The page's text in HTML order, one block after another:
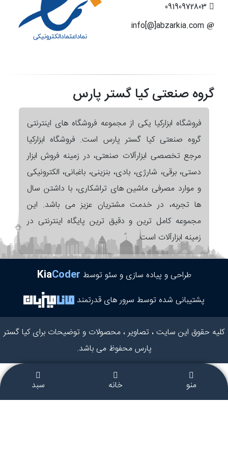
گروه صنعتی کیا گستر پارس
فروشگاه ابزارکیا یکی از مجموعه فروشگاه های اینترنتی
گروه صنعتی کیا گستر پارس است. فروشگاه ابزارکیا
مرجع تخصصی ابزارآلات صنعتی، در زمینه فروش ابزار
دستی، برقی، شارژی، بادی، بنزینی، باغبانی، الکترونیکی
و موارد مصرفی ماشین های تراشکاری، با داشتن سال
ها تجربه، در خدمت مشتریان عزیز می باشد. این
مجموعه کامل ترین و دقیق ترین پایگاه اینترنتی در
زمینه ابزارآلات است.
طراحی و پیاده سازی و سئو توسط KiaCoder
پشتیبانی شده توسط سرور های قدرتمند
کلیه حقوق این سایت ، تصاویر ، محصولات و توضیحات برای کیا گستر
پارس محفوظ می باشد.
منو خانه سبد